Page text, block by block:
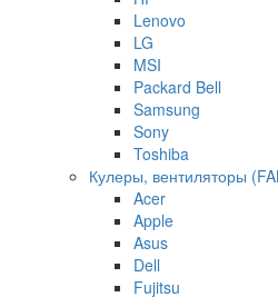
Lenovo
LG
MSI
Packard Bell
Samsung
Sony
Toshiba
Кулеры, вентиляторы
Acer
Apple
Asus
Dell
Fujitsu